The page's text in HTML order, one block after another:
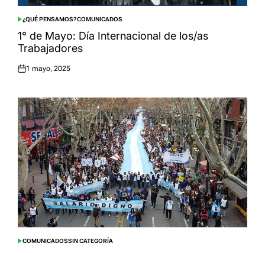
POSTED
IN
¿QUÉ PENSAMOS?COMUNICADOS
1° de Mayo: Día Internacional de los/as
Trabajadores
Posted
1 mayo, 2025
POSTED
COMUNICADOSSIN CATEGORÍA